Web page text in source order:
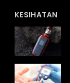
KESIHATAN